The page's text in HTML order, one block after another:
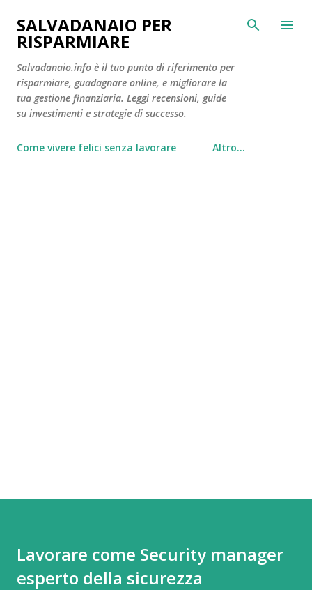
Passa ai contenuti principali
SALVADANAIO PER
RISPARMIARE
Salvadanaio.info è il tuo punto di riferimento per
risparmiare, guadagnare online, e migliorare la
tua gestione finanziaria. Leggi recensioni, guide
su investimenti e strategie di successo.
Come vivere felici senza lavorare Altro…
Lavorare come Security manager
esperto della sicurezza